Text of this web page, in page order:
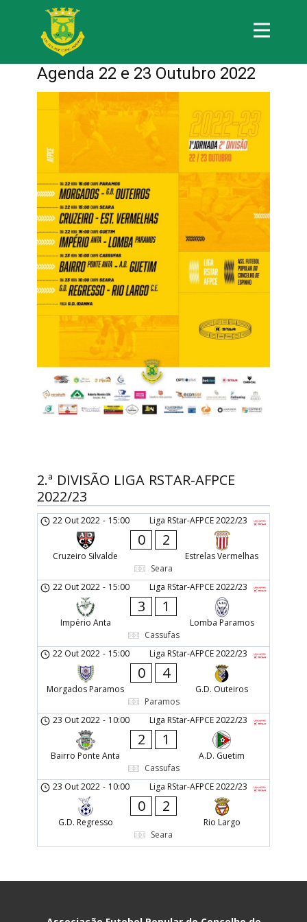
Agenda 22 e 23 Outubro 2022
2.ª DIVISÃO LIGA RSTAR-AFPCE
2022/23
Liga RStar-AFPCE 2022/23
22 Out 2022 - 15:00
Cruzeiro Silvalde
0 2
Estrelas Vermelhas
Seara
Liga RStar-AFPCE 2022/23
22 Out 2022 - 15:00
Império Anta
3 1
Lomba Paramos
Cassufas
Liga RStar-AFPCE 2022/23
22 Out 2022 - 15:00
Morgados Paramos
0 4
G.D. Outeiros
Paramos
Liga RStar-AFPCE 2022/23
23 Out 2022 - 10:00
Bairro Ponte Anta
2 1
A.D. Guetim
Cassufas
Liga RStar-AFPCE 2022/23
23 Out 2022 - 10:00
G.D. Regresso
0 2
Rio Largo
Seara